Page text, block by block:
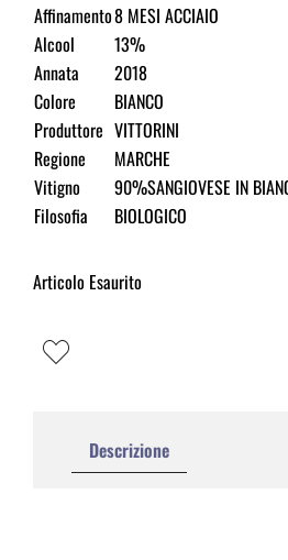
Affinamento8 MESI ACCIAIO
Alcool
13%
Annata
2018
Colore
BIANCO
Produttore VITTORINI
Regione
MARCHE
Vitigno
90%SANGIOVESE IN
Filosofia
BIOLOGICO
Articolo Esaurito
Descrizione